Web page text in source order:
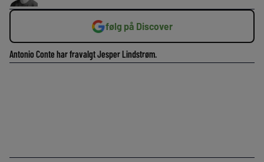
følg på Discover
Antonio Conte har fravalgt Jesper Lindstrøm.